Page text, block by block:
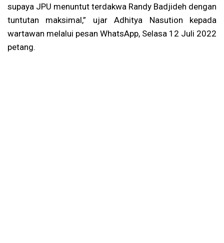
supaya JPU menuntut terdakwa Randy Badjideh dengan
tuntutan maksimal,” ujar Adhitya Nasution kepada
wartawan melalui pesan WhatsApp, Selasa 12 Juli 2022
petang.